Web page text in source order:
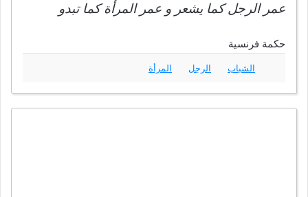
عمر الرجل كما يشعر و عمر المرأة كما تبدو
حكمة فرنسية
الشباب الرجل المرأة